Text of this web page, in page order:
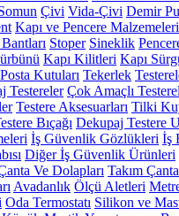
Çivi Vida-Çivi Demir
Kapı ve Pencere Malzemeleri
Stoper Sineklik
Kapı Kilitleri Kapı
Posta Kutuları Tekerlek
Testereler Çok Amaçlı
Testere Aksesuarları Tilki
Bıçağı Dekupaj Testere
İş Güvenlik Gözlükleri İş
Diğer İş Güvenlik Ürünleri
Ve Dolapları Takım
Avadanlık Ölçü Aletleri
Oda Termostatı Silikon ve